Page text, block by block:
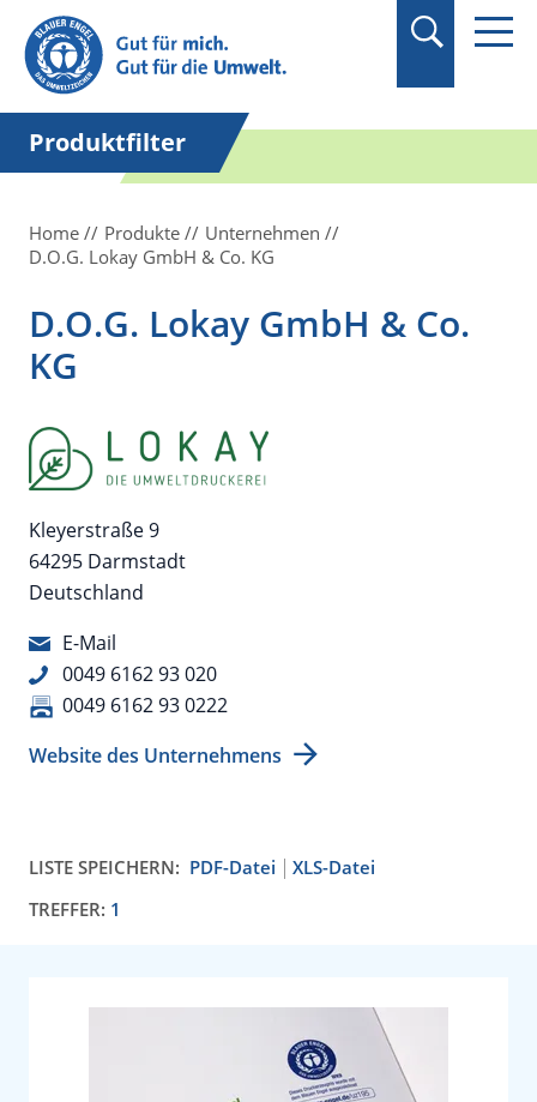
Suchbegriff in
Anführungszeichen
setzen.
Produktfilter
Home Produkte
Unternehmen
D.O.G. Lokay GmbH & Co. KG
D.O.G. Lokay GmbH & Co.
KG
Kleyerstraße 9
64295 Darmstadt
Deutschland
E-Mail
0049 6162 93 020
0049 6162 93 0222
Website des Unternehmens
LISTE SPEICHERN: PDF-Datei
XLS-Datei
TREFFER: 1